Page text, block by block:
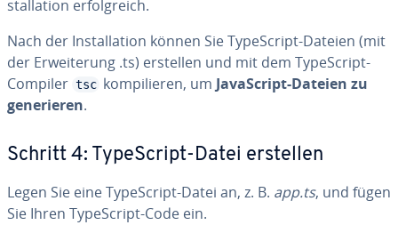
stal­la­ti­on er­folg­reich.
Nach der In­stal­la­ti­on können Sie Ty­pe­Script-Dateien (mit
der Er­wei­te­rung .ts) erstellen und mit dem Ty­pe­Script-
Compiler tsc kom­pi­lie­ren, um Ja­va­Script-Dateien zu
ge­ne­rie­ren.
Schritt 4: Ty­pe­Script-Datei erstellen
Legen Sie eine Ty­pe­Script-Datei an, z. B. app.ts, und fügen
Sie Ihren Ty­pe­Script-Code ein.